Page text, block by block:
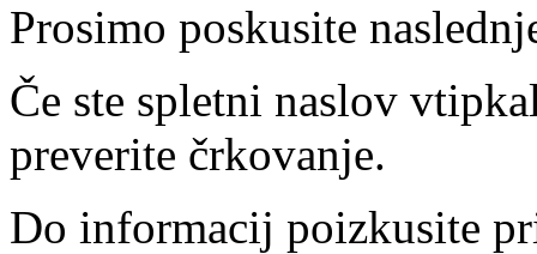
Prosimo poskusite
Če ste spletni naslov
preverite črkovanje.
Do informacij poizkusite